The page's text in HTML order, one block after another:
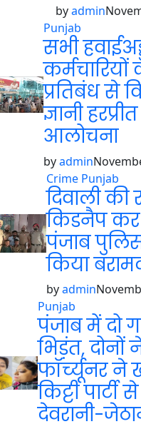
सरकार ने
byadmin
Punjab
सभी
प्रतिबंध से
ज्ञानी
आलोचना
by admin
Crime Punjab
दिवाली की
किडनैप कर
पंजाब
किया
by admin
Punjab
पंजाब में दो
भिड़ंत,
फॉर्च्यूनर ने
किट्टी पार्टी
देवरानी-